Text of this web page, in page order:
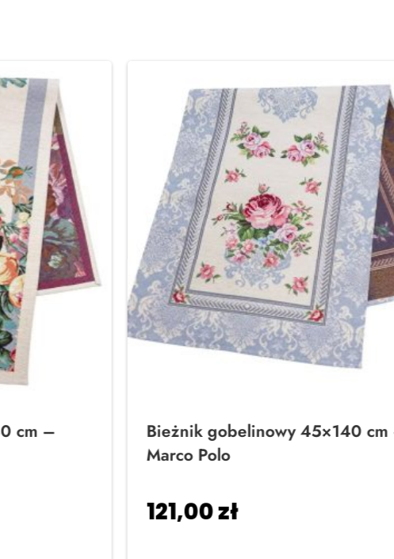
cm –
Bieżnik gobelinowy 45×140
Marco Polo
121,00zł